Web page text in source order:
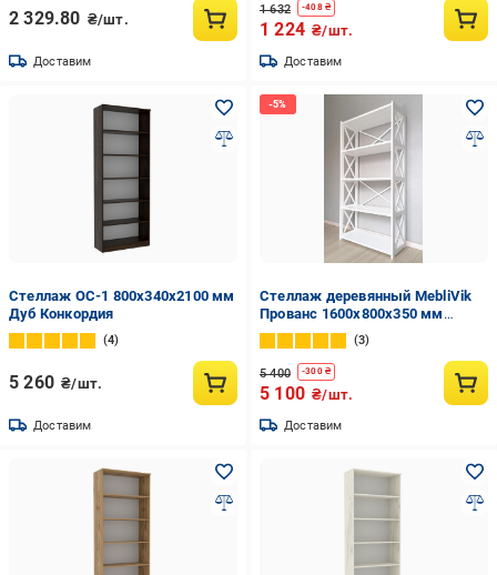
2 329.80 ₴/шт.
Доставим
1 632 -408₴
1 224 ₴/шт.
Доставим
Стеллаж ОС-1 800х340х2100 мм
Дуб Конкордия
4
5 260 ₴/шт.
Доставим
Стеллаж деревянный MebliVik
Прованс 1600x800x350 мм
Белый (vik001)
3
5 400 -300₴
5 100 ₴/шт.
Доставим